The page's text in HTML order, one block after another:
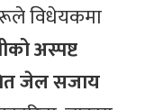
विधेयकमा
अस्पष्ट
जेल सजाय